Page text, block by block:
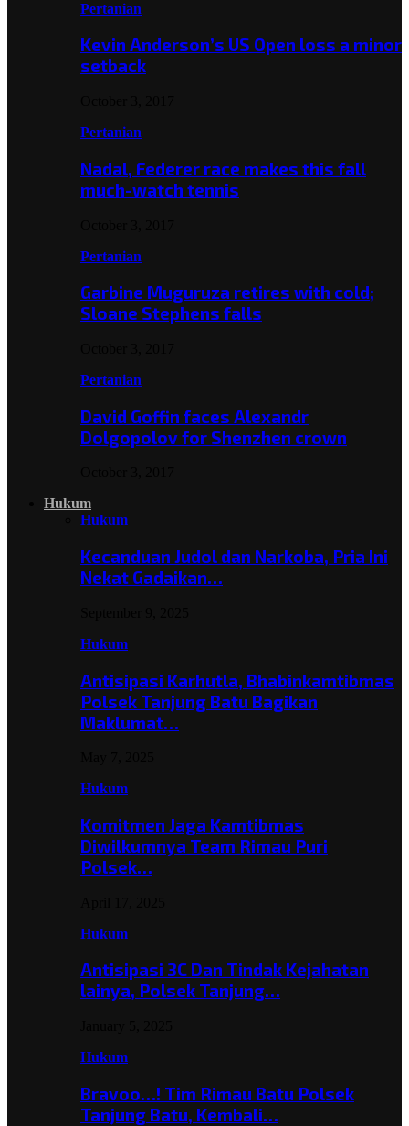
Pertanian
Kevin Anderson’s US Open loss a minor
setback
Pertanian
Nadal, Federer race makes this fall
much-watch tennis
Pertanian
Garbine Muguruza retires with cold;
Sloane Stephens falls
Pertanian
David Goffin faces Alexandr
Dolgopolov for Shenzhen crown
Hukum
Hukum
Kecanduan Judol dan Narkoba, Pria Ini
Nekat Gadaikan…
Hukum
Antisipasi Karhutla, Bhabinkamtibmas
Polsek Tanjung Batu Bagikan
Maklumat…
Hukum
Komitmen Jaga Kamtibmas
Diwilkumnya Team Rimau Puri
Polsek…
Hukum
Antisipasi 3C Dan Tindak Kejahatan
lainya, Polsek Tanjung…
Hukum
Bravoo…! Tim Rimau Batu Polsek
Tanjung Batu, Kembali…